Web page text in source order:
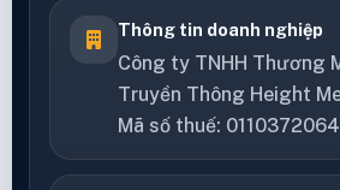
Thông tin doanh nghiệp
Công ty TNHH Thương
Truyền Thông Height
Mã số thuế: 0110372064